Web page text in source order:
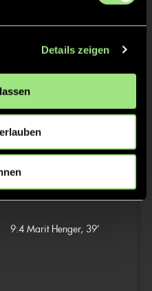
Details zeigen
9:4 Marit Henger, 39’